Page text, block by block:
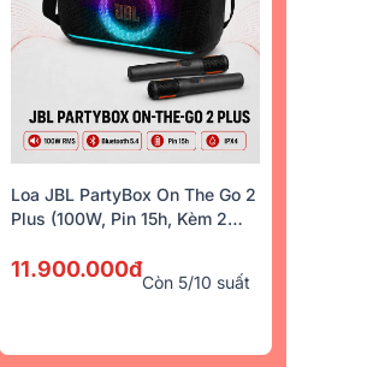
Loa JBL PartyBox On The Go 2
Plus (100W, Pin 15h, Kèm 2
11.900.000đ
Còn 5/10 suất